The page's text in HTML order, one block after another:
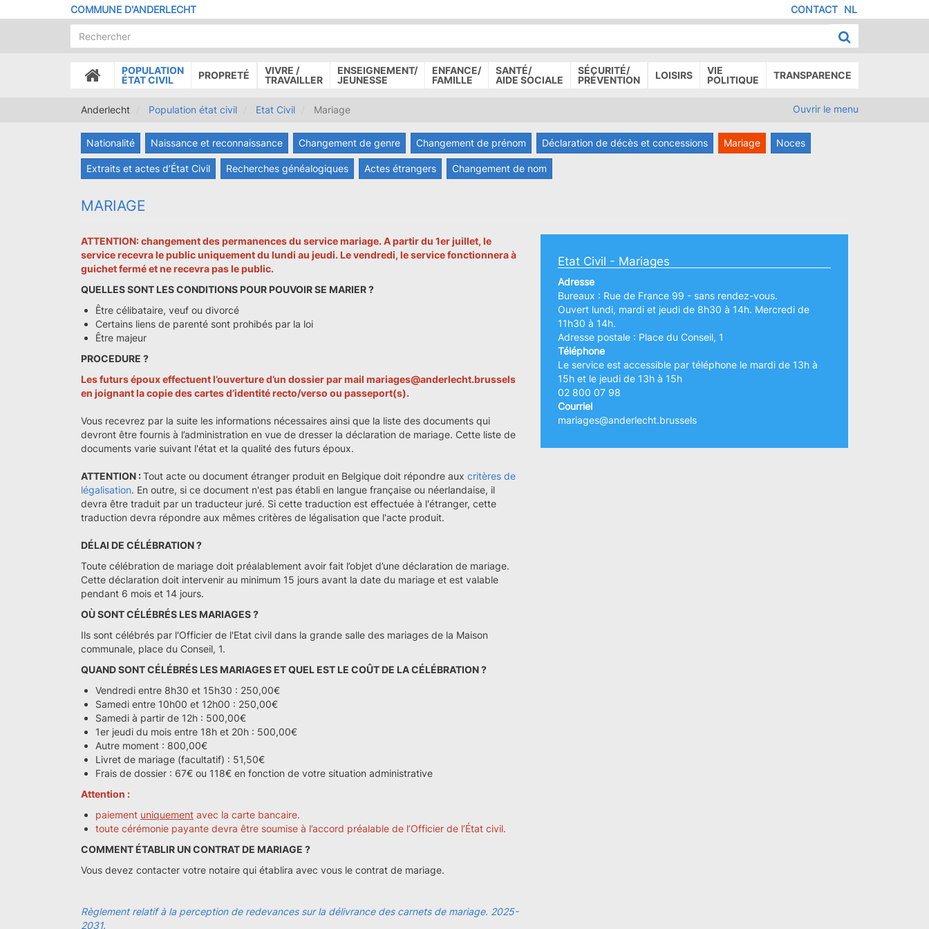
au
COMMUNE D'ANDERLECHT NL
MENU
DE
PAGE
CONTACT
ACCUEIL
POPULATION
ÉTAT CIVIL
PROPRETÉ
VIVRE /
TRAVAILLER
ENSEIGNEMENT/
JEUNESSE
ENFANCE/
FAMILLE
SANTÉ/
AIDE SOCIALE
SÉCURITÉ/
PRÉVENTION
LOISIRS
VIE
POLITIQUE
TRANSPARENCE
Anderlecht Population état civil Etat Civil Mariage Ouvrir le menu
Nationalité Naissance et reconnaissance Changement de genre Changement de prénom Déclaration de décès et concessions Mariage Noces
Extraits et actes d’État Civil Recherches généalogiques Actes étrangers Changement de nom
MARIAGE
Etat Civil - Mariages
Adresse
Bureaux : Rue de France 99 - sans rendez-vous.
Ouvert lundi, mardi et jeudi de 8h30 à 14h. Mercredi de
11h30 à 14h.
Adresse postale : Place du Conseil, 1
Téléphone
Le service est accessible par téléphone le mardi de 13h à
15h et le jeudi de 13h à 15h
02 800 07 98
Courriel
mariages@anderlecht.brussels
ATTENTION: changement des permanences du service mariage. A partir du 1er juillet, le
service recevra le public uniquement du lundi au jeudi. Le vendredi, le service fonctionnera à
guichet fermé et ne recevra pas le public.
QUELLES SONT LES CONDITIONS POUR POUVOIR SE MARIER ?
Être célibataire, veuf ou divorcé
Certains liens de parenté sont prohibés par la loi
Être majeur
PROCEDURE ?
Les futurs époux effectuent l’ouverture d’un dossier par mail mariages@anderlecht.brussels
en joignant la copie des cartes d’identité recto/verso ou passeport(s).
Vous recevrez par la suite les informations nécessaires ainsi que la liste des documents qui
devront être fournis à l’administration en vue de dresser la déclaration de mariage. Cette liste de
documents varie suivant l'état et la qualité des futurs époux.
ATTENTION :Tout acte ou document étranger produit en Belgique doit répondre aux critères de
légalisation. En outre, si ce document n'est pas établi en langue française ou néerlandaise, il
devra être traduit par un traducteur juré. Si cette traduction est effectuée à l'étranger, cette
traduction devra répondre aux mêmes critères de légalisation que l'acte produit.
DÉLAI DE CÉLÉBRATION ?
Toute célébration de mariage doit préalablement avoir fait l’objet d’une déclaration de mariage.
Cette déclaration doit intervenir au minimum 15 jours avant la date du mariage et est valable
pendant 6 mois et 14 jours.
OÙ SONT CÉLÉBRÉS LES MARIAGES ?
Ils sont célébrés par l'Officier de l'Etat civil dans la grande salle des mariages de la Maison
communale, place du Conseil, 1.
QUAND SONT CÉLÉBRÉS LES MARIAGES ET QUEL EST LE COÛT DE LA CÉLÉBRATION ?
Vendredi entre 8h30 et 15h30 : 250,00€
Samedi entre 10h00 et 12h00 : 250,00€
Samedi à partir de 12h : 500,00€
1er jeudi du mois entre 18h et 20h : 500,00€
Autre moment : 800,00€
Livret de mariage (facultatif) : 51,50€
Frais de dossier : 67€ ou 118€ en fonction de votre situation administrative
Attention :
paiement uniquement avec la carte bancaire.
toute cérémonie payante devra être soumise à l’accord préalable de l’Officier de l’État civil.
COMMENT ÉTABLIR UN CONTRAT DE MARIAGE ?
Vous devez contacter votre notaire qui établira avec vous le contrat de mariage.
Règlement relatif à la perception de redevances sur la délivrance des carnets de mariage. 2025-
2031.